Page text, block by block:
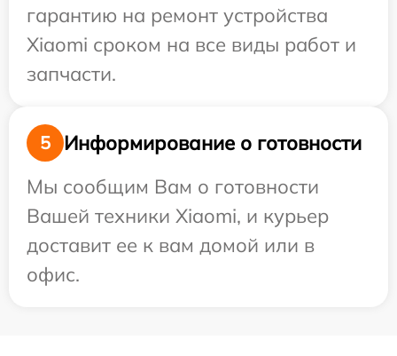
гарантию на ремонт устройства
Xiaomi сроком на все виды работ и
запчасти.
5
Информирование о готовности
Мы сообщим Вам о готовности
Вашей техники Xiaomi, и курьер
доставит ее к вам домой или в
офис.